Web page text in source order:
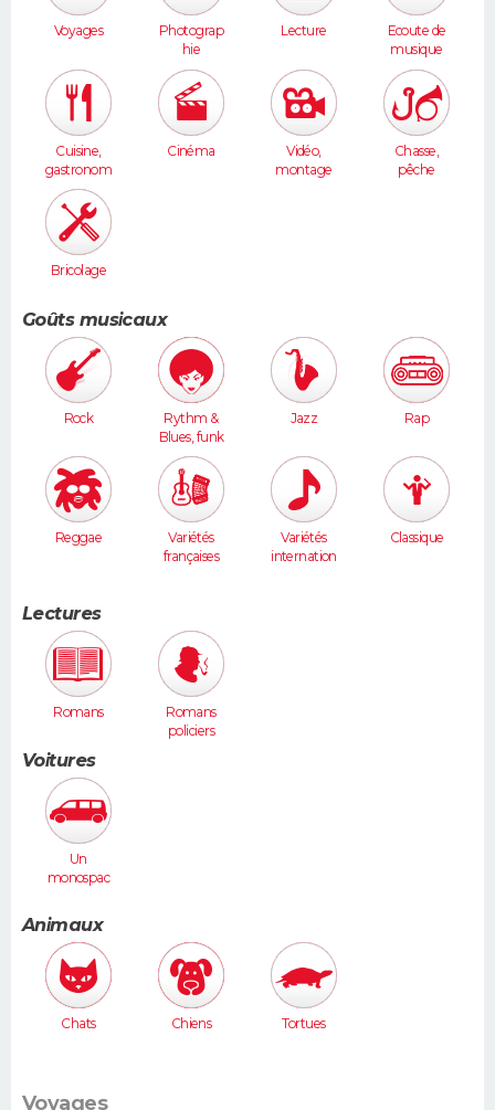
Voyages
Photograp
hie
Lecture
Ecoute de
musique
Cuisine,
gastronom
ie
Cinéma
Vidéo,
montage
Chasse,
pêche
Bricolage
Goûts musicaux
Rock
Rythm &
Blues, funk
Jazz Rap
Reggae
Variétés
françaises
Variétés
internation
Classique
Lectures
Romans
Romans
policiers
Voitures
Un
monospac
Xsara
Picasso...)
Animaux
Chats Chiens Tortues
Voyages